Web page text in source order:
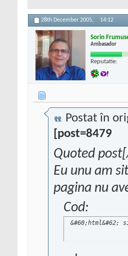
28th December 2005, 14:12
Sorin
Ambasador
Reputatie:
Postat în
[post=8479
Quoted
Eu unu am
pagina nu
Cod:
&#60;html&#62;